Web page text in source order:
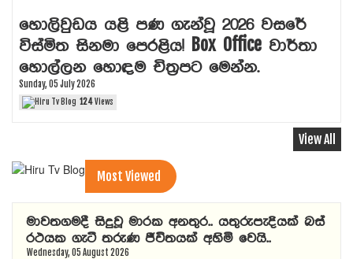
හොලිවුඩය යළි පණ ගැන්වූ 2026 වසරේ
විස්මිත සිනමා පෙරළිය! Box Office වාර්තා
හොල්ලන හොඳම චිත්‍රපට මෙන්න.
Sunday, 05 July 2026
124Views
View All
Most Viewed
මාවතගමදී සිදුවූ මාරක අනතුර.. යතුරුපැදියක් බස්
රථයක ගැටී තරුණ ජීවිතයක් අහිමි වෙයි..
Wednesday, 05 August 2026